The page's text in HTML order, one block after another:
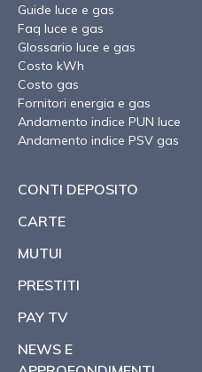
Guide luce e gas
Faq luce e gas
Glossario luce e gas
Costo kWh
Costo gas
Fornitori energia e gas
Andamento indice PUN luce
Andamento indice PSV gas
CONTI DEPOSITO
CARTE
MUTUI
PRESTITI
PAY TV
NEWS E